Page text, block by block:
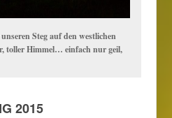
Steg auf den westlichen
toller Himmel… einfach nur geil,
2015